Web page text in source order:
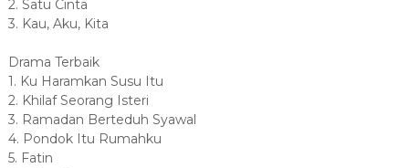
2. Satu Cinta
3. Kau, Aku, Kita
Drama Terbaik
1. Ku Haramkan Susu Itu
2. Khilaf Seorang Isteri
3. Ramadan Berteduh Syawal
4. Pondok Itu Rumahku
5. Fatin